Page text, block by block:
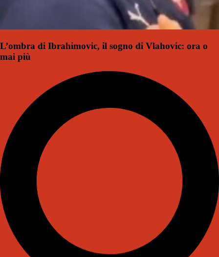
L’ombra di Ibrahimovic, il sogno di Vlahovic: ora o
mai più